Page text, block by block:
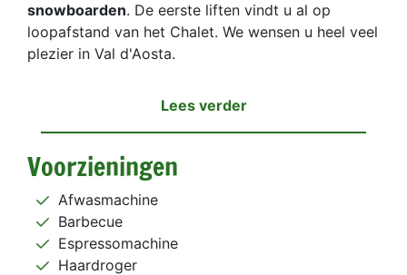
snowboarden. De eerste liften vindt u al op
loopafstand van het Chalet. We wensen u heel veel
plezier in Val d'Aosta.
Lees verder
Voorzieningen
Afwasmachine
Barbecue
Espressomachine
Haardroger